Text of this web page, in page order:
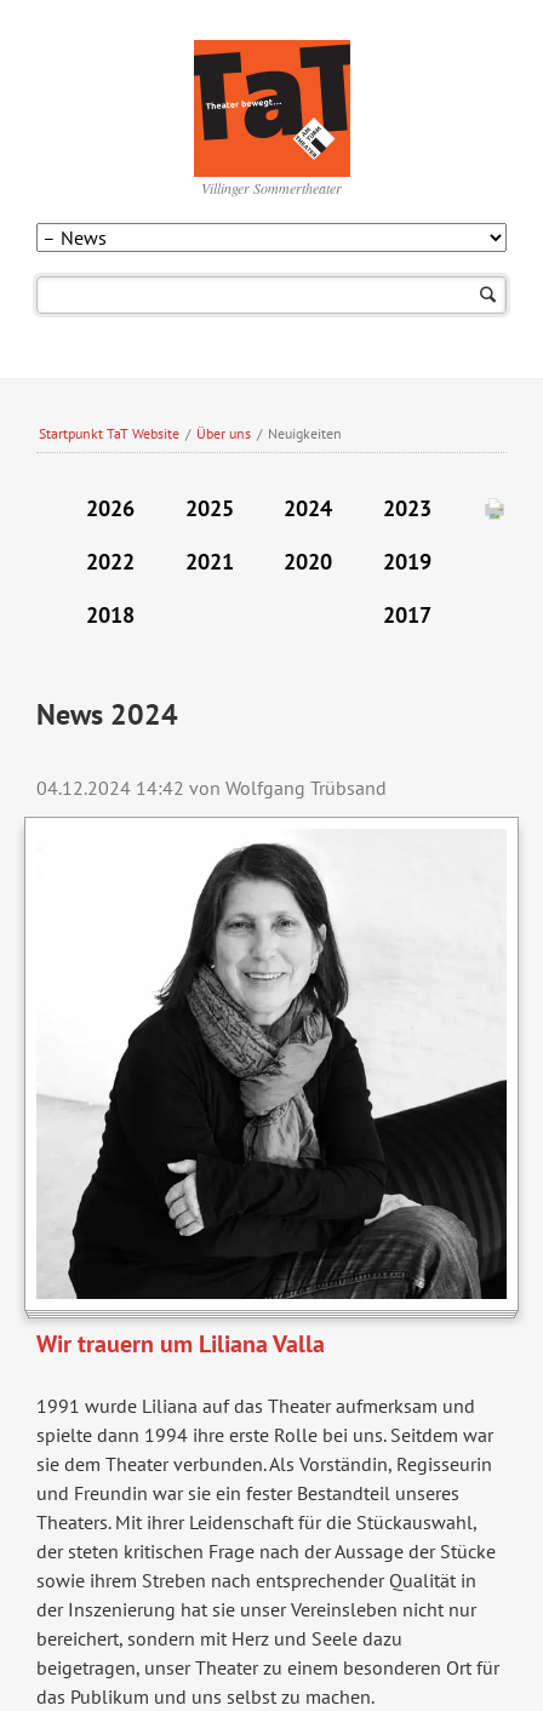
Villinger Sommertheater
Startpunkt TaT Website / Über uns / Neuigkeiten
2026 2025 2024
2023
2022
2021 2020
2019
2018
2017
News 2024
04.12.2024 14:42 von Wolfgang Trübsand
Wir trauern um Liliana Valla
1991 wurde Liliana auf das Theater aufmerksam und
spielte dann 1994 ihre erste Rolle bei uns. Seitdem war
sie dem Theater verbunden. Als Vorständin, Regisseurin
und Freundin war sie ein fester Bestandteil unseres
Theaters. Mit ihrer Leidenschaft für die Stückauswahl,
der steten kritischen Frage nach der Aussage der Stücke
sowie ihrem Streben nach entsprechender Qualität in
der Inszenierung hat sie unser Vereinsleben nicht nur
bereichert, sondern mit Herz und Seele dazu
beigetragen, unser Theater zu einem besonderen Ort für
das Publikum und uns selbst zu machen.